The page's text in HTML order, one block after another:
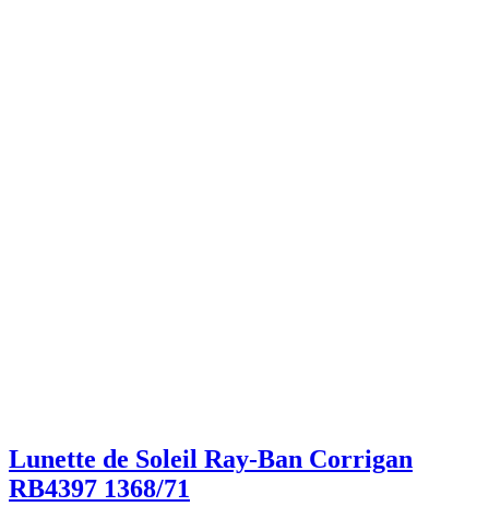
Lunette de Soleil Ray-Ban Corrigan
RB4397 1368/71